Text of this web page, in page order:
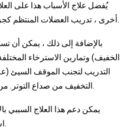
يُفضل علاج الأسباب هذا على
بالإضافة إلى ذلك ، يمكن أن
الخفيف) وتمارين الاسترخاء
التدريب لتجنب الموقف السيئ
يمكن دعم هذا العلاج السببي